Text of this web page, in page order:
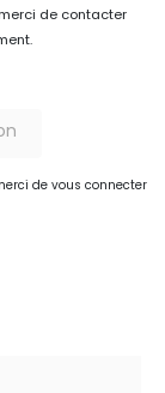
de contacter
de vous connecter